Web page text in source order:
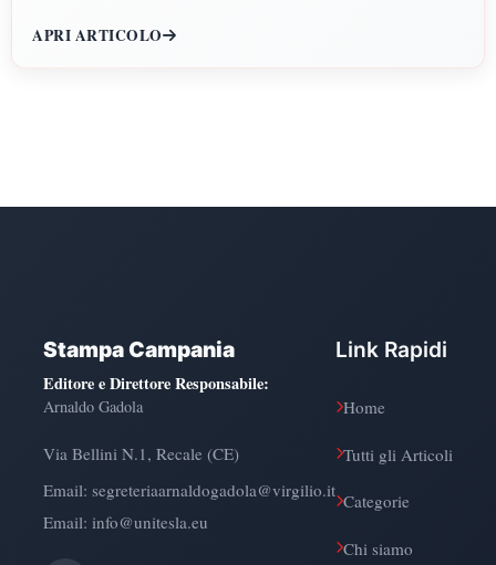
Dipartimenti di Scienze Giuridiche ed Economiche, Scienze
APRI ARTICOLO
Stampa Campania
Editore e Direttore Responsabile:
Arnaldo Gadola
Via Bellini N.1, Recale (CE)
Email: segreteriaarnaldogadola@virgilio.it
Email: info@unitesla.eu
Link Rapidi
Home
Tutti gli Articoli
Categorie
Chi siamo